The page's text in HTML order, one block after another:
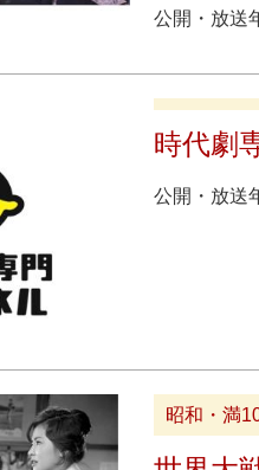
公開・放送
時代劇
公開・放送
昭和・満